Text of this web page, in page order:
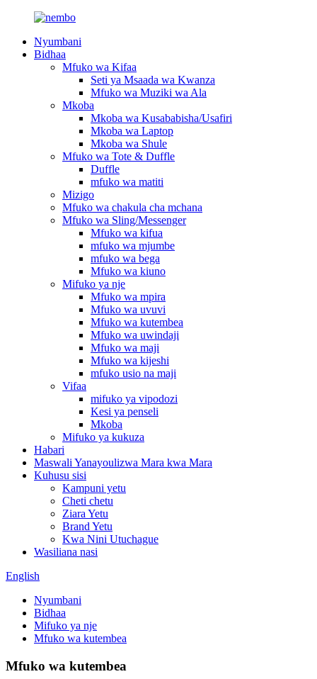
Nyumbani
Bidhaa
Mfuko wa Kifaa
Seti ya Msaada wa Kwanza
Mfuko wa Muziki wa Ala
Mkoba
Mkoba wa Kusababisha/Usafiri
Mkoba wa Laptop
Mkoba wa Shule
Mfuko wa Tote & Duffle
Duffle
mfuko wa matiti
Mizigo
Mfuko wa chakula cha mchana
Mfuko wa Sling/Messenger
Mfuko wa kifua
mfuko wa mjumbe
mfuko wa bega
Mfuko wa kiuno
Mifuko ya nje
Mfuko wa mpira
Mfuko wa uvuvi
Mfuko wa kutembea
Mfuko wa uwindaji
Mfuko wa maji
Mfuko wa kijeshi
mfuko usio na maji
Vifaa
mifuko ya vipodozi
Kesi ya penseli
Mkoba
Mifuko ya kukuza
Habari
Maswali Yanayoulizwa Mara kwa Mara
Kuhusu sisi
Kampuni yetu
Cheti chetu
Ziara Yetu
Brand Yetu
Kwa Nini Utuchague
Wasiliana nasi
English
Nyumbani
Bidhaa
Mifuko ya nje
Mfuko wa kutembea
Mfuko wa kutembea